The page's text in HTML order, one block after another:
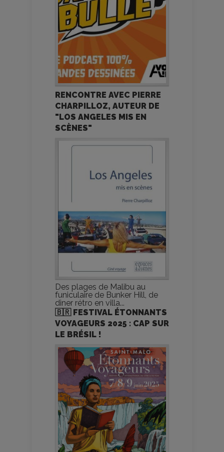
RENCONTRE AVEC PIERRE
CHARPILLOZ, AUTEUR DE
"LOS ANGELES MIS EN
SCÈNES"
Des plages de Malibu au
funiculaire de Bunker Hill, de
diner rétro en villa...
🇧🇷 FESTIVAL ÉTONNANTS
VOYAGEURS 2025 : CAP SUR
LE BRÉSIL !